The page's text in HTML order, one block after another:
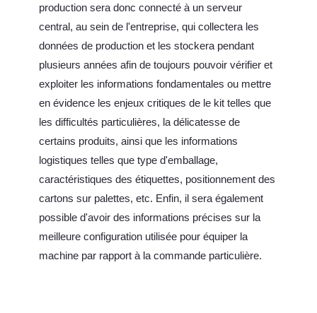
production sera donc connecté à un serveur
central, au sein de l'entreprise, qui collectera les
données de production et les stockera pendant
plusieurs années afin de toujours pouvoir vérifier et
exploiter les informations fondamentales ou mettre
en évidence les enjeux critiques de le kit telles que
les difficultés particulières, la délicatesse de
certains produits, ainsi que les informations
logistiques telles que type d'emballage,
caractéristiques des étiquettes, positionnement des
cartons sur palettes, etc. Enfin, il sera également
possible d'avoir des informations précises sur la
meilleure configuration utilisée pour équiper la
machine par rapport à la commande particulière.